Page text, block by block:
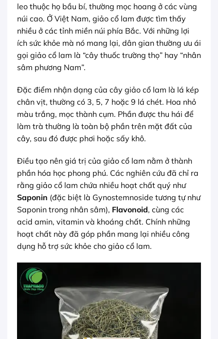
leo thuộc họ bầu bí, thường mọc hoang ở các vùng
núi cao. Ở Việt Nam, giảo cổ lam được tìm thấy
nhiều ở các tỉnh miền núi phía Bắc. Với những lợi
ích sức khỏe mà nó mang lại, dân gian thường ưu ái
gọi giảo cổ lam là “cây thuốc trường thọ” hay “nhân
sâm phương Nam”.
Đặc điểm nhận dạng của cây giảo cổ lam là lá kép
chân vịt, thường có 3, 5, 7 hoặc 9 lá chét. Hoa nhỏ
màu trắng, mọc thành cụm. Phần được thu hái để
làm trà thường là toàn bộ phần trên mặt đất của
cây, sau đó được phơi hoặc sấy khô.
Điều tạo nên giá trị của giảo cổ lam nằm ở thành
phần hóa học phong phú. Các nghiên cứu đã chỉ ra
rằng giảo cổ lam chứa nhiều hoạt chất quý như
Saponin (đặc biệt là Gynostemnoside tương tự như
Saponin trong nhân sâm), Flavonoid, cùng các
acid amin, vitamin và khoáng chất. Chính những
hoạt chất này đã góp phần mang lại nhiều công
dụng hỗ trợ sức khỏe cho giảo cổ lam.